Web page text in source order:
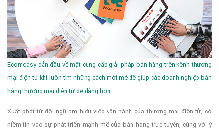
Ecomeasy dẫn đầu về mặt cung cấp giải pháp bán hàng trên kênh thương
mại điện tử khi luôn tìm những cách mới mẻ để giúp các doanh nghiệp bán
hàng thương mại điện tử dễ dàng hơn.
Xuất phát từ đội ngũ am hiểu việc vận hành của thương mại điện tử, có
niềm tin vào sự phát triển mạnh mẽ của bán hàng trực tuyến, cùng với ý